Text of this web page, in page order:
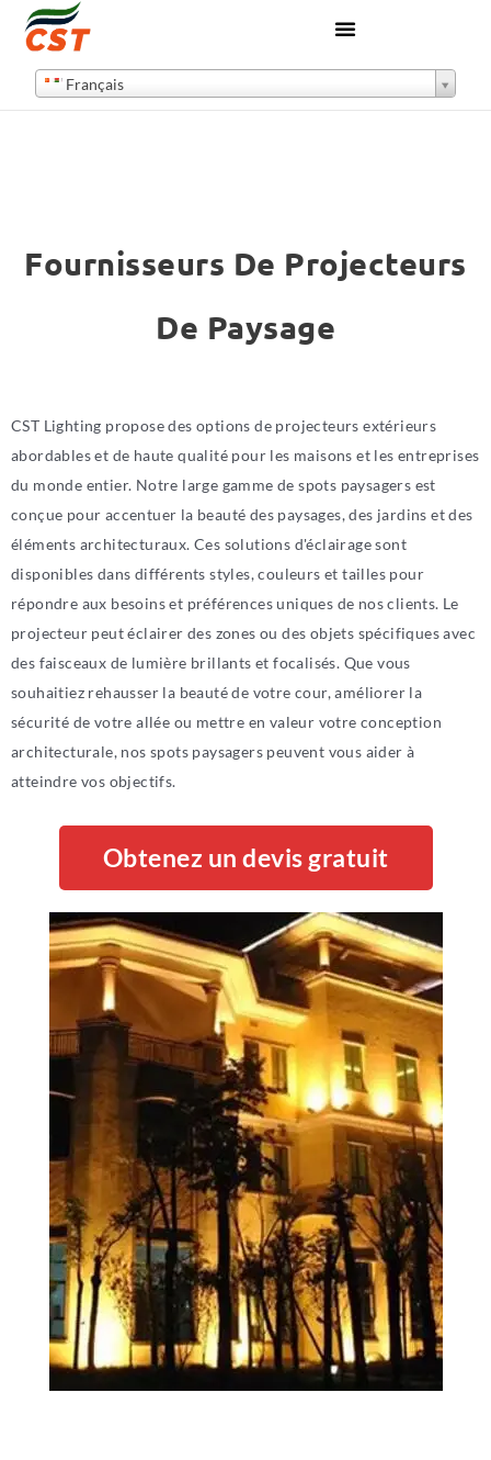
Français
Fournisseurs De Projecteurs
De Paysage
CST Lighting propose des options de projecteurs extérieurs
abordables et de haute qualité pour les maisons et les entreprises
du monde entier. Notre large gamme de spots paysagers est
conçue pour accentuer la beauté des paysages, des jardins et des
éléments architecturaux. Ces solutions d'éclairage sont
disponibles dans différents styles, couleurs et tailles pour
répondre aux besoins et préférences uniques de nos clients. Le
projecteur peut éclairer des zones ou des objets spécifiques avec
des faisceaux de lumière brillants et focalisés. Que vous
souhaitiez rehausser la beauté de votre cour, améliorer la
sécurité de votre allée ou mettre en valeur votre conception
architecturale, nos spots paysagers peuvent vous aider à
atteindre vos objectifs.
Obtenez un devis gratuit